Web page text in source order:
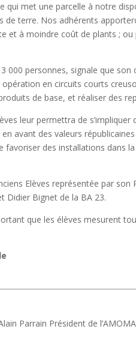
qui met une parcelle à notre
terre. Nos adhérents
et à moindre coût de plants ; ou
000 personnes, signale que son
en circuits courts
de base, et réaliser des
leur permettra de s’impliquer
avant des valeurs
favoriser des installations dans
Elèves représentée par son
Didier Bignet de la BA 23.
que les élèves mesurent
Parrain Président de